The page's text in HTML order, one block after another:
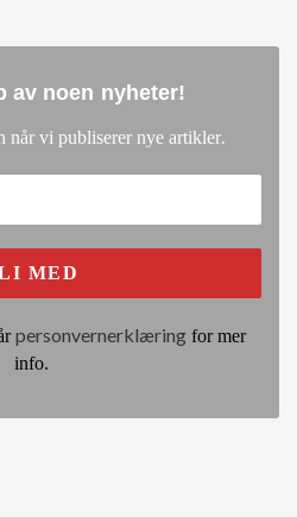
av noen nyheter!
når vi publiserer nye artikler.
personvernerklæringfor mer
info.